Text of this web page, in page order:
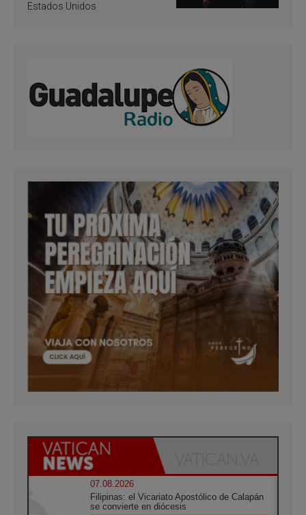
Estados Unidos
07.08.2026
Filipinas: el Vicariato Apostólico de Calapán
se convierte en diócesis